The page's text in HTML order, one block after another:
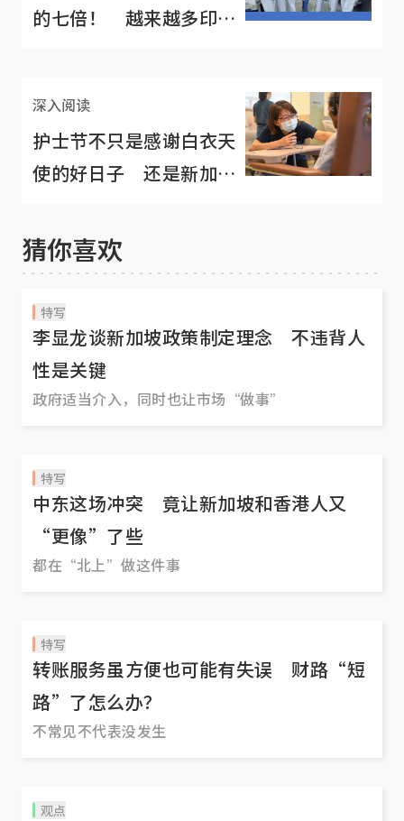
的七倍！ 越来越多印尼
深入阅读
护士节不只是感谢白衣天
使的好日子 还是新加坡
猜你喜欢
特写
李显龙谈新加坡政策制定理念 不违背人
性是关键
政府适当介入，同时也让市场“做事”
特写
中东这场冲突 竟让新加坡和香港人又
“更像”了些
都在“北上”做这件事
特写
转账服务虽方便也可能有失误 财路“短
路”了怎么办？
不常见不代表没发生
观点